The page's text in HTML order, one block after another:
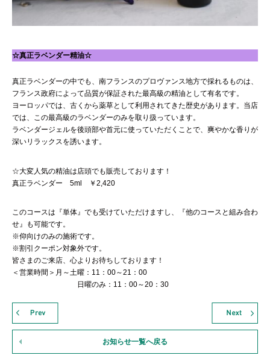
☆真正ラベンダー精油☆
真正ラベンダーの中でも、南フランスのプロヴァンス地方で採れるものは、
フランス政府によって品質が保証された最高級の精油として有名です。
ヨーロッパでは、古くから薬草として利用されてきた歴史があります。当店
では、この最高級のラベンダーのみを取り扱っています。
ラベンダージェルを後頭部や首元に使っていただくことで、爽やかな香りが
深いリラックスを誘います。
☆大変人気の精油は店頭でも販売しております！
真正ラベンダー 5ml ￥2,420
このコースは『単体』でも受けていただけますし、『他のコースと組み合わ
せ』も可能です。
※仰向けのみの施術です。
※割引クーポン対象外です。
皆さまのご来店、心よりお待ちしております！
＜営業時間＞月～土曜：11：00～21：00
日曜のみ：11：00～20：30
お知らせ一覧へ戻る